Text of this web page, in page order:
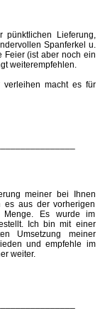
pünktlichen Lieferung,
Spanferkel u.
Feier (ist aber noch ein
weiterempfehlen.
verleihen macht es für
meiner bei Ihnen
es aus der vorherigen
Menge. Es wurde im
Ich bin mit einer
Umsetzung meiner
und empfehle im
weiter.